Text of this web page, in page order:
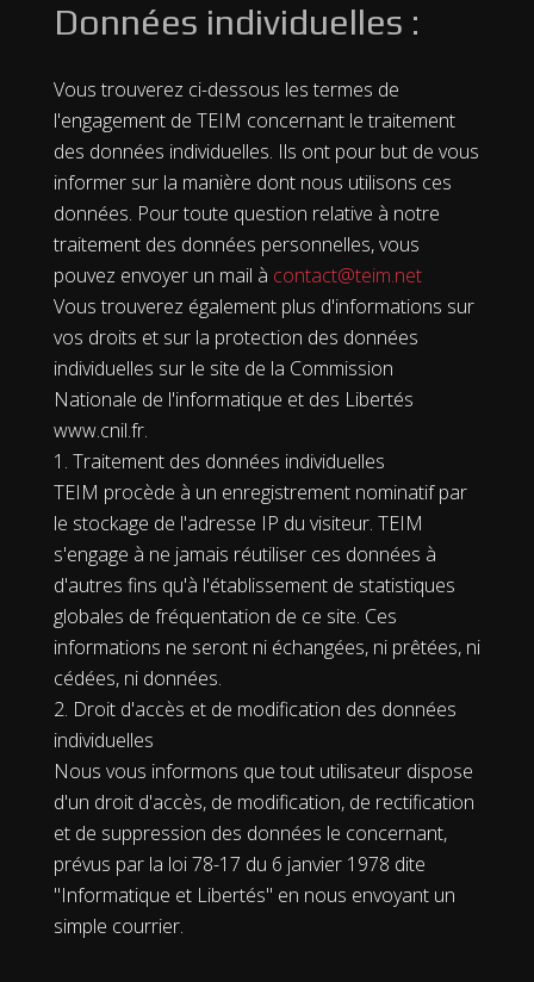
Données individuelles :
Vous trouverez ci-dessous les termes de
l'engagement de TEIM concernant le traitement
des données individuelles. Ils ont pour but de vous
informer sur la manière dont nous utilisons ces
données. Pour toute question relative à notre
traitement des données personnelles, vous
pouvez envoyer un mail à contact@teim.net
Vous trouverez également plus d'informations sur
vos droits et sur la protection des données
individuelles sur le site de la Commission
Nationale de l'informatique et des Libertés
www.cnil.fr.
1. Traitement des données individuelles
TEIM procède à un enregistrement nominatif par
le stockage de l'adresse IP du visiteur. TEIM
s'engage à ne jamais réutiliser ces données à
d'autres fins qu'à l'établissement de statistiques
globales de fréquentation de ce site. Ces
informations ne seront ni échangées, ni prêtées, ni
cédées, ni données.
2. Droit d'accès et de modification des données
individuelles
Nous vous informons que tout utilisateur dispose
d'un droit d'accès, de modification, de rectification
et de suppression des données le concernant,
prévus par la loi 78-17 du 6 janvier 1978 dite
"Informatique et Libertés" en nous envoyant un
simple courrier.